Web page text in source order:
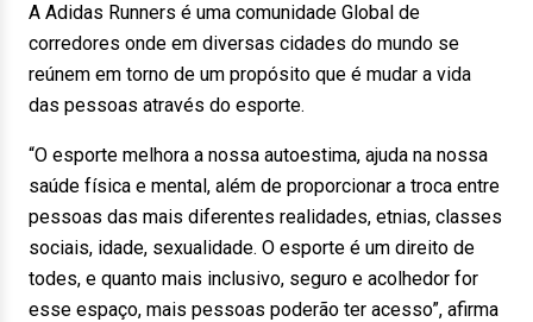
A Adidas Runners é uma comunidade Global de
corredores onde em diversas cidades do mundo se
reúnem em torno de um propósito que é mudar a vida
das pessoas através do esporte.
“O esporte melhora a nossa autoestima, ajuda na nossa
saúde física e mental, além de proporcionar a troca entre
pessoas das mais diferentes realidades, etnias, classes
sociais, idade, sexualidade. O esporte é um direito de
todes, e quanto mais inclusivo, seguro e acolhedor for
esse espaço, mais pessoas poderão ter acesso”, afirma